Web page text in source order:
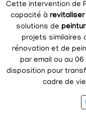
Cette intervention de
capacité à
solutions de
projets similaires
rénovation et de
par email ou au
disposition pour
cadre de